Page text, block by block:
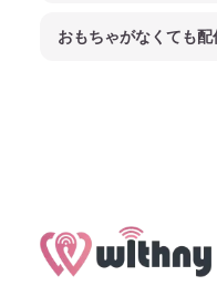
おもちゃがなくても